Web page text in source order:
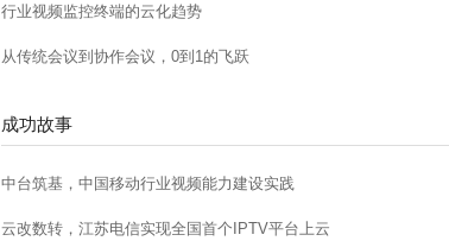
行业视频监控终端的云化趋势
从传统会议到协作会议，0到1的飞跃
成功故事
中台筑基，中国移动行业视频能力建设实践
云改数转，江苏电信实现全国首个IPTV平台上云